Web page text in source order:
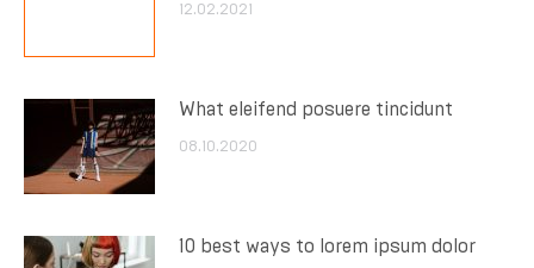
12.02.2021
What eleifend posuere tincidunt
08.10.2020
10 best ways to lorem ipsum dolor